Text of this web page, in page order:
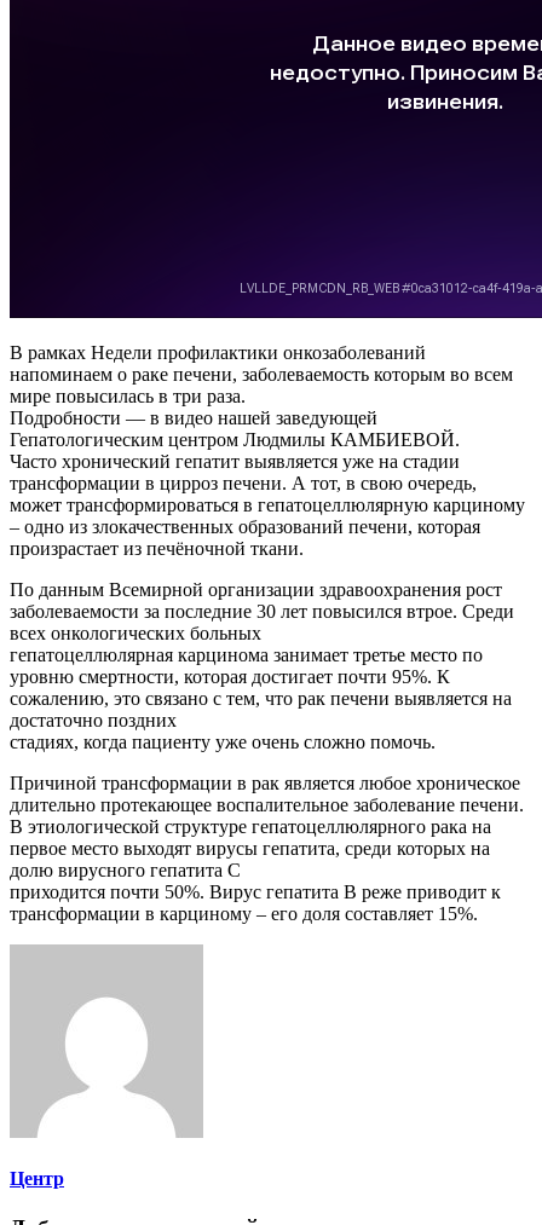
В рамках Недели профилактики онкозаболеваний
напоминаем о раке печени, заболеваемость которым во всем
мире повысилась в три раза.
Подробности — в видео нашей заведующей
Гепатологическим центром Людмилы КАМБИЕВОЙ.
Часто​ хронический гепатит выявляется уже на стадии
трансформации в цирроз печени. А тот, в свою очередь,
может трансформироваться в гепатоцеллюлярную​ карциному​
– одно из злокачественных образований печени, которая
произрастает из печёночной ткани.​
По данным Всемирной организации здравоохранения рост
заболеваемости за последние 30 лет повысился втрое. Среди
всех онкологических больных
гепатоцеллюлярная карцинома занимает третье место по
уровню смертности, которая достигает почти 95%. К
сожалению, это связано с тем, что рак печени выявляется на
достаточно поздних
стадиях, когда пациенту уже очень сложно помочь.
Причиной трансформации в рак является любое хроническое
длительно протекающее воспалительное заболевание печени.
В этиологической структуре гепатоцеллюлярного рака на
первое место выходят вирусы гепатита, среди которых на
долю вирусного гепатита С
приходится почти 50%. Вирус гепатита В реже приводит к
трансформации в карциному – его доля составляет 15%.
Центр